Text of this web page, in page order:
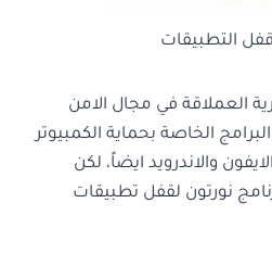
التطبيقات
العملاقة في مجال الامن
الخاصة بحماية الكمبيوتر
والاندرويد ايضاً، لكن
نورتون لقفل تطبيقات